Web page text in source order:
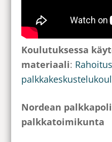
Koulutuksessa
materiaali:
Nordean
palkkatoimikunta